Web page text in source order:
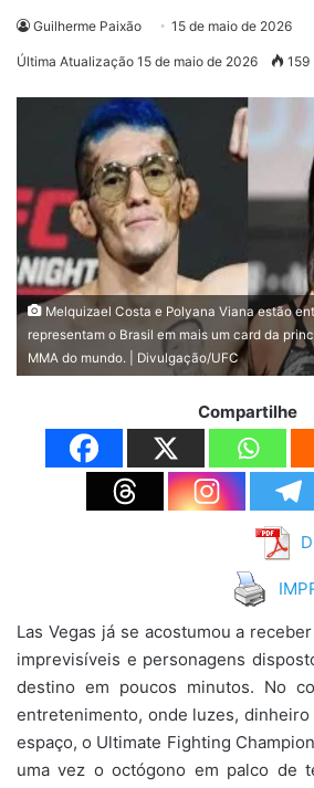
Guilherme Paixão 15 de maio de 2026
Última Atualização 15 de maio de 2026 159
Melquizael Costa e Polyana Viana estão
representam o Brasil em mais um card da
MMA do mundo. | Divulgação/UFC
Compartilhe
Las Vegas já se acostumou a
imprevisíveis e personagens
destino em poucos minutos. No
entretenimento, onde luzes,
espaço, o Ultimate Fighting
uma vez o octógono em palco de